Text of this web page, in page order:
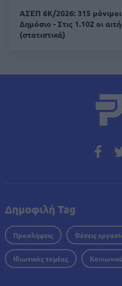
ΑΣΕΠ 6Κ/2026: 315
Δημόσιο - Στις 1.102 οι
(στατιστικά)
Δημοφιλή Tag
Προσλήψεις Θέσεις
Ιδιωτικός τομέας